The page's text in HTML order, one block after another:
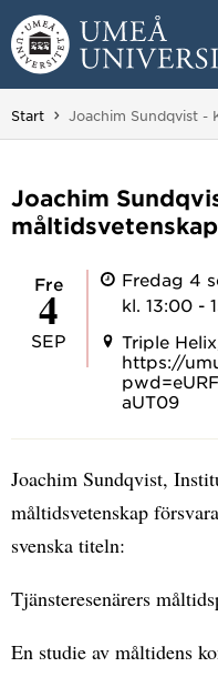
Hoppa direkt till
Huvudmenyn dold.
Start Du är här:
Joachim Sundqvist -
Joachim
måltidsvetenskap
fre
4
SEP
Fredag 4
kl. 13:00 -
Triple
https://
aUT09
Joachim Sundqvist,
måltidsvetenskap
svenska titeln:
Tjänsteresenärers
En studie av måltidens